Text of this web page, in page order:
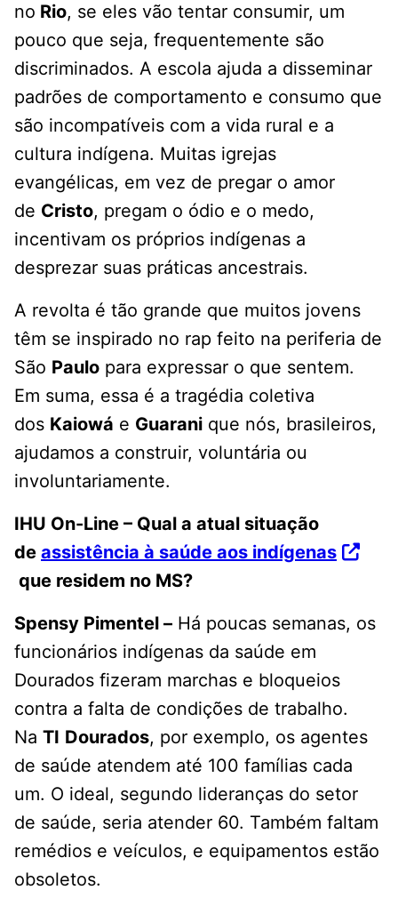
no Rio, se eles vão tentar consumir, um
pouco que seja, frequentemente são
discriminados. A escola ajuda a disseminar
padrões de comportamento e consumo que
são incompatíveis com a vida rural e a
cultura indígena. Muitas igrejas
evangélicas, em vez de pregar o amor
de Cristo, pregam o ódio e o medo,
incentivam os próprios indígenas a
desprezar suas práticas ancestrais.
A revolta é tão grande que muitos jovens
têm se inspirado no rap feito na periferia de
São Paulo para expressar o que sentem.
Em suma, essa é a tragédia coletiva
dos Kaiowá e Guarani que nós, brasileiros,
ajudamos a construir, voluntária ou
involuntariamente.
IHU On-Line – Qual a atual situação
de assistência à saúde aos indígenas
que residem no MS?
Spensy Pimentel – Há poucas semanas, os
funcionários indígenas da saúde em
Dourados fizeram marchas e bloqueios
contra a falta de condições de trabalho.
Na TI Dourados, por exemplo, os agentes
de saúde atendem até 100 famílias cada
um. O ideal, segundo lideranças do setor
de saúde, seria atender 60. Também faltam
remédios e veículos, e equipamentos estão
obsoletos.